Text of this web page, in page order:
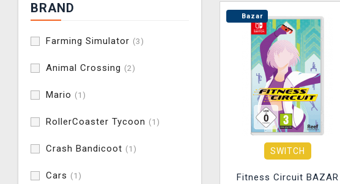
BRAND
Farming Simulator (3)
Animal Crossing (2)
Mario (1)
RollerCoaster Tycoon (1)
Crash Bandicoot (1)
Cars (1)
Bazar
SWITCH
Fitness Circuit BAZAR